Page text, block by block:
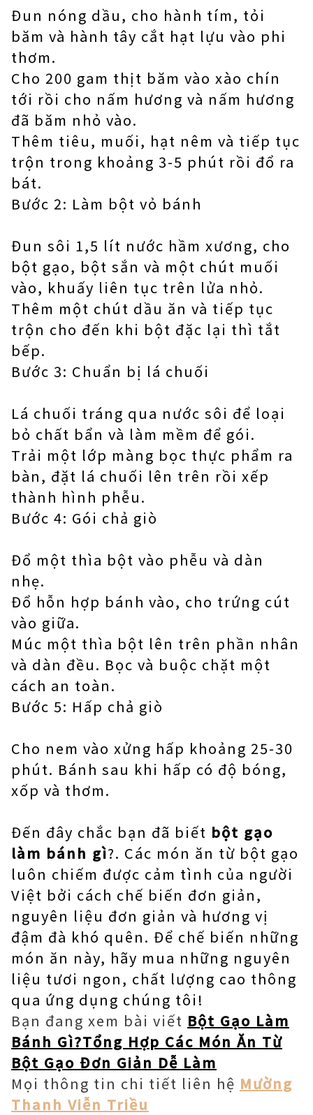
Đun nóng dầu, cho hành tím, tỏi
băm và hành tây cắt hạt lựu vào phi
thơm.
Cho 200 gam thịt băm vào xào chín
tới rồi cho nấm hương và nấm hương
đã băm nhỏ vào.
Thêm tiêu, muối, hạt nêm và tiếp tục
trộn trong khoảng 3-5 phút rồi đổ ra
bát.
Bước 2: Làm bột vỏ bánh
Đun sôi 1,5 lít nước hầm xương, cho
bột gạo, bột sắn và một chút muối
vào, khuấy liên tục trên lửa nhỏ.
Thêm một chút dầu ăn và tiếp tục
trộn cho đến khi bột đặc lại thì tắt
bếp.
Bước 3: Chuẩn bị lá chuối
Lá chuối tráng qua nước sôi để loại
bỏ chất bẩn và làm mềm để gói.
Trải một lớp màng bọc thực phẩm ra
bàn, đặt lá chuối lên trên rồi xếp
thành hình phễu.
Bước 4: Gói chả giò
Đổ một thìa bột vào phễu và dàn
nhẹ.
Đổ hỗn hợp bánh vào, cho trứng cút
vào giữa.
Múc một thìa bột lên trên phần nhân
và dàn đều. Bọc và buộc chặt một
cách an toàn.
Bước 5: Hấp chả giò
Cho nem vào xửng hấp khoảng 25-30
phút. Bánh sau khi hấp có độ bóng,
xốp và thơm.
Đến đây chắc bạn đã biết bột gạo
làm bánh gì?. Các món ăn từ bột gạo
luôn chiếm được cảm tình của người
Việt bởi cách chế biến đơn giản,
nguyên liệu đơn giản và hương vị
đậm đà khó quên. Để chế biến những
món ăn này, hãy mua những nguyên
liệu tươi ngon, chất lượng cao thông
qua ứng dụng chúng tôi!
Bạn đang xem bài viết Bột Gạo Làm
Bánh Gì?Tổng Hợp Các Món Ăn Từ
Bột Gạo Đơn Giản Dễ Làm
Mọi thông tin chi tiết liên hệ Mường
Thanh Viễn Triều